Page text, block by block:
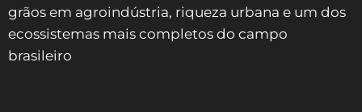
grãos em agroindústria, riqueza urbana e um dos
ecossistemas mais completos do campo
brasileiro